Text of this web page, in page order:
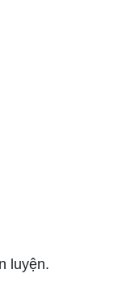
luyện.